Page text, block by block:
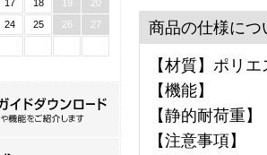
17 18 19
20
24 25 26
27
商品の仕様につ
【材質】ポリ
【機能】
【静的耐荷重】
【注意事項】